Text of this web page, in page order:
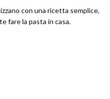
con una ricetta semplice,
fare la pasta in casa.